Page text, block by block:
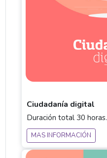
Ciudadanía digital
Duración total 30 horas.
MAS INFORMACIÓN